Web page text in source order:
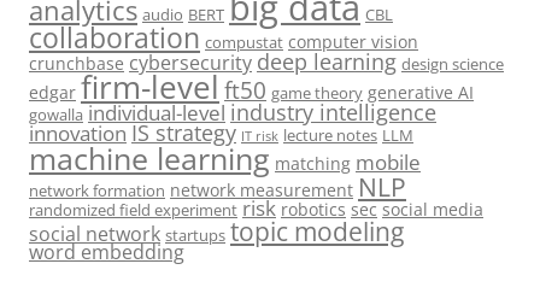
analytics audio BERT CBL
collaboration compustat computer vision
crunchbase cybersecurity deep learning design science
edgar firm-levelft50 game theory generative AI
gowalla individual-level industry intelligence
innovation IS strategy IT risk lecture notes LLM
machine learning matching mobile
network formation network measurement NLP
randomized field experiment risk robotics sec social media
social network startups topic modeling
word embedding